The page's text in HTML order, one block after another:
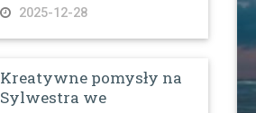
2025-12-28
Kreatywne pomysły na
Sylwestra we